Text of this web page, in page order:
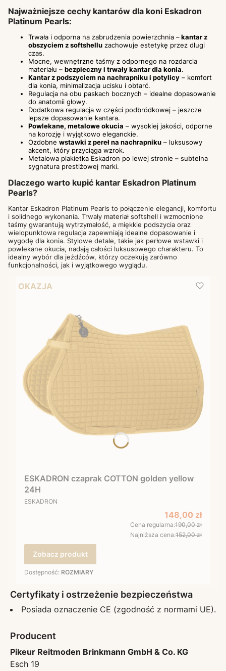
Najważniejsze cechy kantarów dla koni Eskadron
Platinum Pearls:
Trwała i odporna na zabrudzenia powierzchnia –kantar z
obszyciem z softshellu zachowuje estetykę przez długi
czas.
Mocne, wewnętrzne taśmy z odpornego na rozdarcia
materiału – bezpieczny i trwały kantar dla konia.
Kantar z podszyciem na nachrapniku i potylicy – komfort
dla konia, minimalizacja ucisku i obtarć.
Regulacja na obu paskach bocznych – idealne dopasowanie
do anatomii głowy.
Dodatkowa regulacja w części podbródkowej – jeszcze
lepsze dopasowanie kantara.
Powlekane, metalowe okucia – wysokiej jakości, odporne
na korozję i wyjątkowo eleganckie.
Ozdobne wstawki z pereł na nachrapniku – luksusowy
akcent, który przyciąga wzrok.
Metalowa plakietka Eskadron po lewej stronie – subtelna
sygnatura prestiżowej marki.
Dlaczego warto kupić kantar Eskadron Platinum
Pearls?
Kantar Eskadron Platinum Pearls to połączenie elegancji, komfortu
i solidnego wykonania. Trwały materiał softshell i wzmocnione
taśmy gwarantują wytrzymałość, a miękkie podszycia oraz
wielopunktowa regulacja zapewniają idealne dopasowanie i
wygodę dla konia. Stylowe detale, takie jak perłowe wstawki i
powlekane okucia, nadają całości luksusowego charakteru. To
idealny wybór dla jeźdźców, którzy oczekują zarówno
funkcjonalności, jak i wyjątkowego wyglądu.
OKAZJA
ESKADRON czaprak COTTON golden yellow
24H
PRODUCENT
ESKADRON
Cena
148,00 zł
Cena regularna:190,00 zł
Najniższa cena:152,00 zł
Zobacz produkt
Dostępność: ROZMIARY
Certyfikaty i ostrzeżenie bezpieczeństwa
Posiada oznaczenie CE (zgodność z normami UE).
Producent
Pikeur Reitmoden Brinkmann GmbH & Co. KG
Esch 19